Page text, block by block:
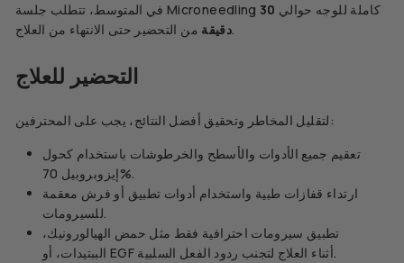
في المتوسط، تتطلب جلسة Microneedling كاملة للوجه حوالي 30
دقيقةمن التحضير حتى الانتهاء من العلاج.
التحضير للعلاج
لتقليل المخاطر وتحقيق أفضل النتائج، يجب على المحترفين:
تعقيم جميع الأدوات والأسطح والخرطوشات باستخدام كحول
إيزوبروبيل 70%.
ارتداء قفازات طبية واستخدام أدوات تطبيق أو فرش معقمة
للسيرومات.
تطبيق سيرومات احترافية فقط مثل حمض الهيالورونيك،
الببتيدات، أو EGF أثناء العلاج لتجنب ردود الفعل السلبية.